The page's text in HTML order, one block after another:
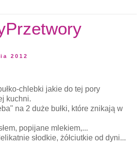
2012
chlebki jakie do tej pory
kuchni.
na 2 duże bułki, które znikają w
popijane mlekiem,...
słodkie, żółciutkie od dyni...